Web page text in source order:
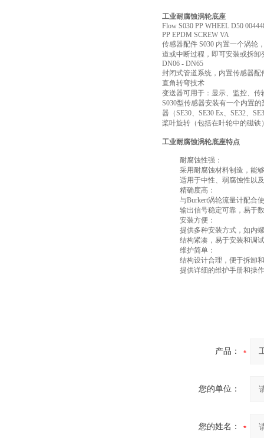
工业耐腐蚀涡轮底座
Flow S030 PP WHEEL D50
PP EPDM SCREW VA
传感器配件 S030 内置一个涡轮
道或中断过程，即可安装或拆卸
DN06 - DN65
封闭式管道系统，内置传感器配
直角转弯技术
变送器可用于：显示、监控、传
S030型传感器安装有一个内置
器（SE30、SE30 Ex、SE32、
桨叶旋转（包括在叶轮中的磁
工业耐腐蚀涡轮底座特点
耐腐蚀性强：
采用耐腐蚀材料制造，能
适用于中性、弱腐蚀性以
精确度高：
与Burkert涡轮流量计配合
输出信号稳定可靠，易于
安装方便：
提供多种安装方式，如内
结构紧凑，易于安装和调
维护简单：
结构设计合理，便于拆卸
提供详细的维护手册和操
产品：
您的单位：
您的姓名：